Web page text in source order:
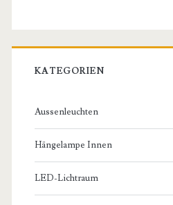
KATEGORIEN
Aussenleuchten
Hängelampe Innen
LED-Lichtraum